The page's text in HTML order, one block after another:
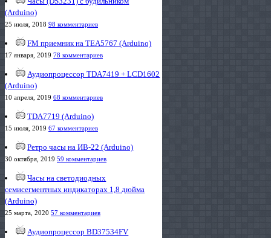
(Arduino)
25 июля, 2018 98 комментариев
FM приемник на TEA5767 (Arduino)
17 января, 2019 78 комментариев
Аудиопроцессор TDA7419 + LCD1602
(Arduino)
10 апреля, 2019 68 комментариев
TDA7719 (Arduino)
15 июля, 2019 67 комментариев
Ретро часы на ИВ-22 (Arduino)
30 октября, 2019 59 комментариев
Часы на светодиодных
семисегментных индикаторах 1,8 дюйма
(Arduino)
25 марта, 2020 57 комментариев
Аудиопроцессор BD37534FV